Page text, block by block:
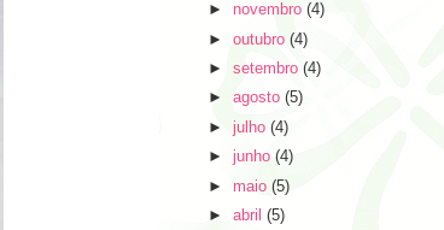
► novembro(4)
►outubro(4)
►setembro(4)
►agosto(5)
► julho(4)
►junho(4)
► maio(5)
►abril(5)